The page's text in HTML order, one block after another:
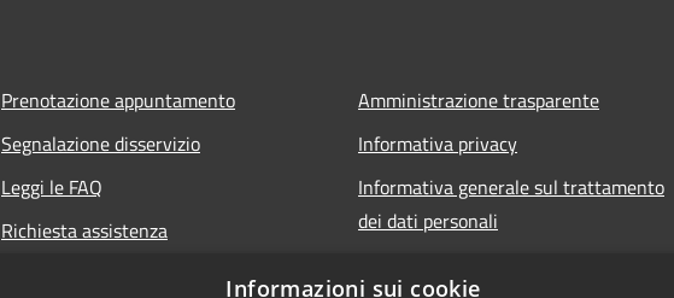
Prenotazione appuntamento
Segnalazione disservizio
Leggi le FAQ
Richiesta assistenza
Amministrazione trasparente
Informativa privacy
Informativa generale sul trattamento
dei dati personali
Informazioni sui cookie